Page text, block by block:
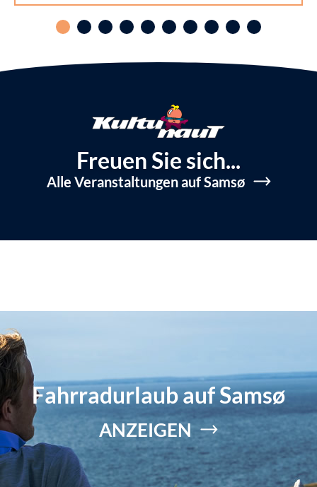
Freuen Sie sich...
Alle Veranstaltungen auf Samsø
Fahrradurlaub auf Samsø
ANZEIGEN